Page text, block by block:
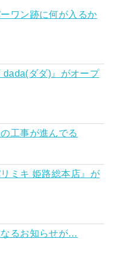
ワン跡に何が入るか
dada(ダダ)』がオープ
工事が進んでる
ミキ 姫路総本店』が
るお知らせが…